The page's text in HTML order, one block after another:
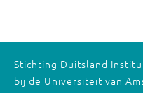
Stichting Duitsland
bij de Universiteit van